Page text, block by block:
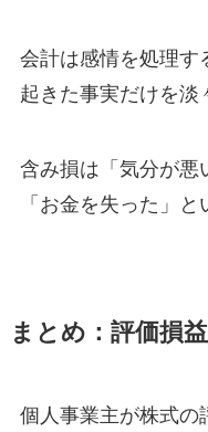
会計は感情を処理す
起きた事実だけを淡
含み損は「気分が悪
「お金を失った」
まとめ：評価損
個人事業主が株式の